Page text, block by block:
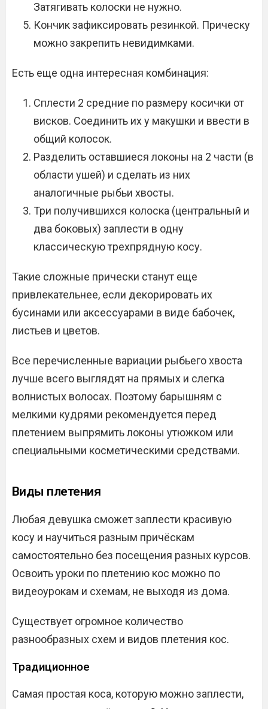
Затягивать колоски не нужно.
Кончик зафиксировать резинкой. Прическу
можно закрепить невидимками.
Есть еще одна интересная комбинация:
Сплести 2 средние по размеру косички от
висков. Соединить их у макушки и ввести в
общий колосок.
Разделить оставшиеся локоны на 2 части (в
области ушей) и сделать из них
аналогичные рыбьи хвосты.
Три получившихся колоска (центральный и
два боковых) заплести в одну
классическую трехпрядную косу.
Такие сложные прически станут еще
привлекательнее, если декорировать их
бусинами или аксессуарами в виде бабочек,
листьев и цветов.
Все перечисленные вариации рыбьего хвоста
лучше всего выглядят на прямых и слегка
волнистых волосах. Поэтому барышням с
мелкими кудрями рекомендуется перед
плетением выпрямить локоны утюжком или
специальными косметическими средствами.
Виды плетения
Любая девушка сможет заплести красивую
косу и научиться разным причёскам
самостоятельно без посещения разных курсов.
Освоить уроки по плетению кос можно по
видеоурокам и схемам, не выходя из дома.
Существует огромное количество
разнообразных схем и видов плетения кос.
Традиционное
Самая простая коса, которую можно заплести,